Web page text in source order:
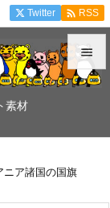
素材


Twitter  RSS
ニア諸国の国旗